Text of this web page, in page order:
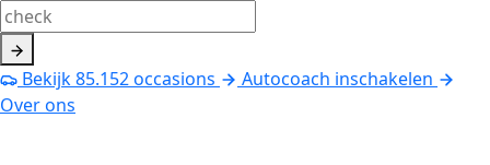
Bekijk85.152occasions
Autocoach inschakelen
Over ons